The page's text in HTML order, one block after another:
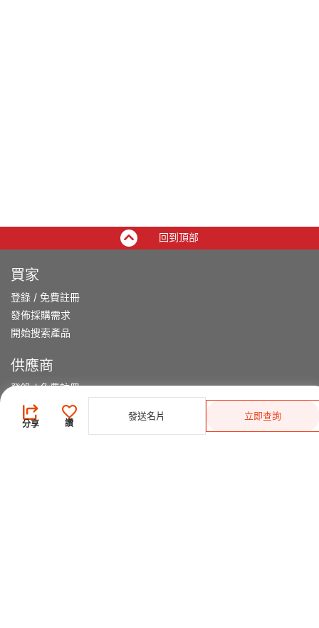
分享 讚
發送名片 立即查詢
回到頂部
買家
登錄 / 免費註冊
發佈採購需求
開始搜索產品
供應商
登錄/免費註冊
會員級別及權益
查看採購需求